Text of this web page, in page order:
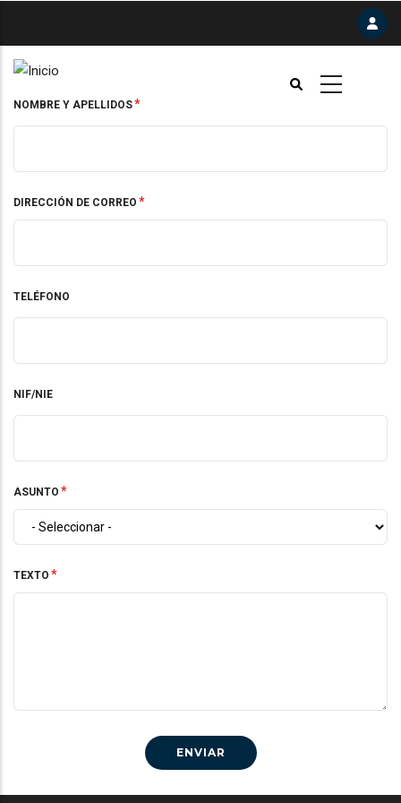
contenido
NOMBRE Y APELLIDOS
DIRECCIÓN DE CORREO
TELÉFONO
NIF/NIE
ASUNTO
TEXTO